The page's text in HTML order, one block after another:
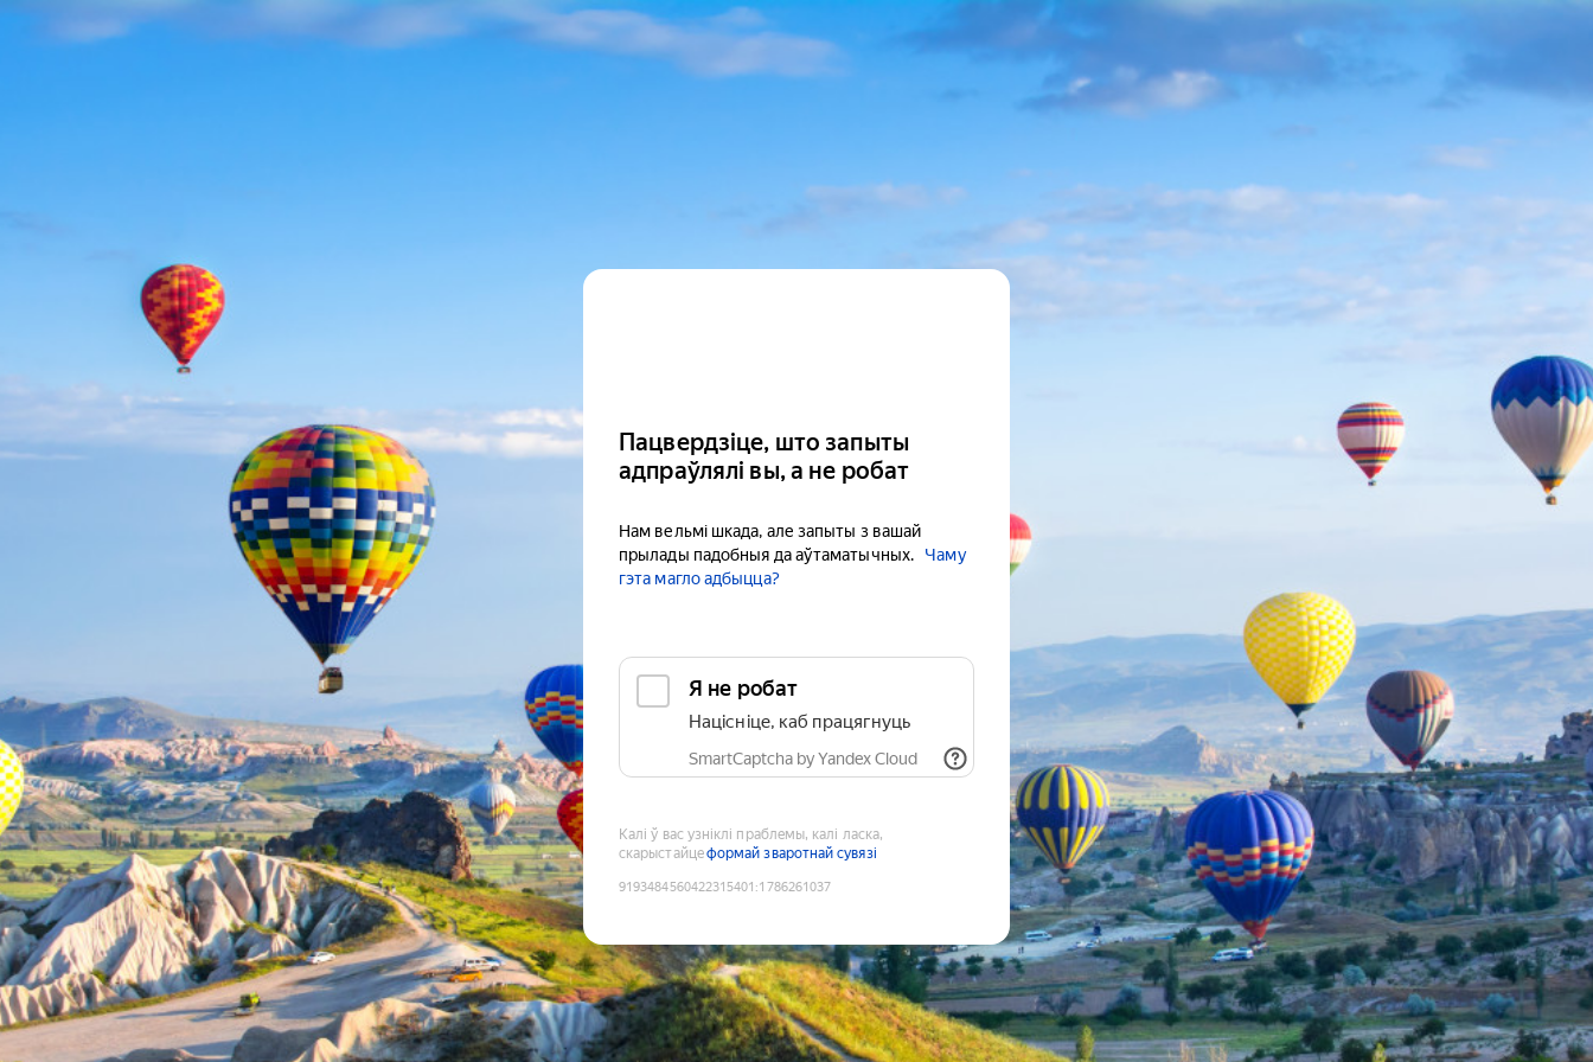
Пацвердзіце, што запыты
адпраўлялі вы, а не робат
Нам вельмі шкада, але запыты з вашай
прылады падобныя да аўтаматычных.
Чаму
гэта магло адбыцца?
Я не робат
Націсніце, каб працягнуць
SmartCaptcha by Yandex Cloud
Калі ў вас узніклі праблемы, калі ласка,
скарыстайцеформай зваротнай сувязі
9193484560422315401 :1786261037